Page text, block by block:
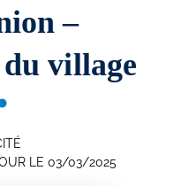
–
village
LE 03/03/2025